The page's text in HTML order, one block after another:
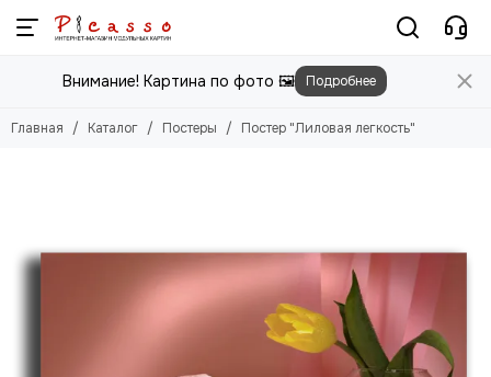
Постеры
Смотреть все товары
Абстракция
Внимание! Картина по фото 🖼️ Подробнее
Главная Каталог Постеры Постер "Лиловая легкость"